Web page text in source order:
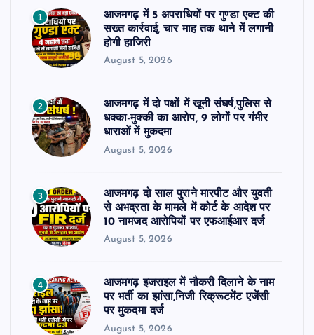
1
आजमगढ़ में 5 अपराधियों पर गुण्डा एक्ट की
सख्त कार्रवाई, चार माह तक थाने में लगानी
होगी हाजिरी
August 5, 2026
2
आजमगढ़ में दो पक्षों में खूनी संघर्ष,पुलिस से
धक्का-मुक्की का आरोप, 9 लोगों पर गंभीर
धाराओं में मुकदमा
August 5, 2026
3
आजमगढ़ दो साल पुराने मारपीट और युवती
से अभद्रता के मामले में कोर्ट के आदेश पर
10 नामजद आरोपियों पर एफआईआर दर्ज
August 5, 2026
4
आजमगढ़ इजराइल में नौकरी दिलाने के नाम
पर भर्ती का झांसा,निजी रिक्रूटमेंट एजेंसी
पर मुकदमा दर्ज
August 5, 2026